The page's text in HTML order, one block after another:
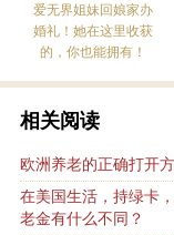
爱无界姐妹回娘家办
婚礼！她在这里收获
的，你也能拥有！
相关阅读
欧洲养老的正确打开
在美国生活，持绿卡
老金有什么不同？